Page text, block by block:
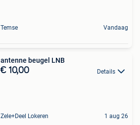
Temse Vandaag
antenne beugel LNB
€ 10,00 Details
Zele+Deel Lokeren 1 aug 26